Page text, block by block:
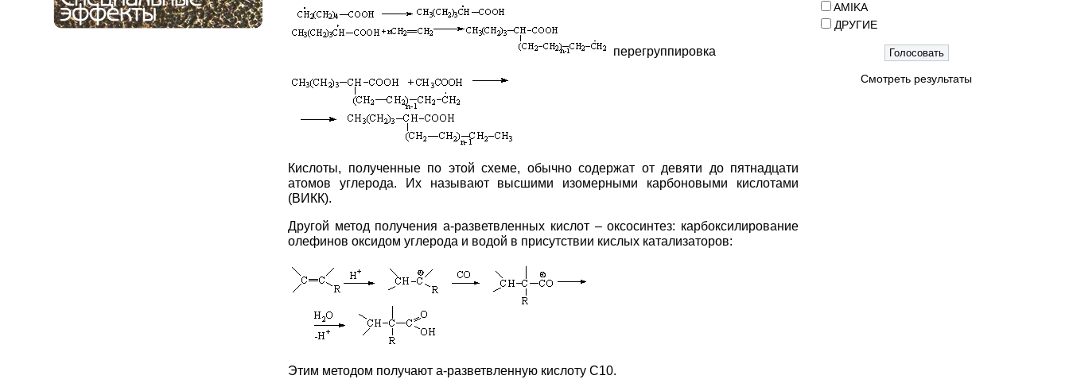
перегруппировка
Кислоты, полученные по этой схеме, обычно содержат от девяти до пятнадцати
атомов углерода. Их называют высшими изомерными карбоновыми кислотами
(ВИКК).
Другой метод получения a-разветвленных кислот – оксосинтез: карбоксилирование
олефинов оксидом углерода и водой в присутствии кислых катализаторов:
Этим методом получают a-разветвленную кислоту С10.
AMIKA
ДРУГИЕ
Смотреть результаты